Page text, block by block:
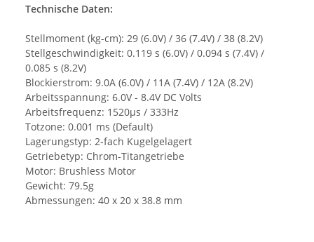
Technische Daten:
Stellmoment (kg-cm): 29 (6.0V) / 36 (7.4V) / 38 (8.2V)
Stellgeschwindigkeit: 0.119 s (6.0V) / 0.094 s (7.4V) /
0.085 s (8.2V)
Blockierstrom: 9.0A (6.0V) / 11A (7.4V) / 12A (8.2V)
Arbeitsspannung: 6.0V - 8.4V DC Volts
Arbeitsfrequenz: 1520µs / 333Hz
Totzone: 0.001 ms (Default)
Lagerungstyp: 2-fach Kugelgelagert
Getriebetyp: Chrom-Titangetriebe
Motor: Brushless Motor
Gewicht: 79.5g
Abmessungen: 40 x 20 x 38.8 mm